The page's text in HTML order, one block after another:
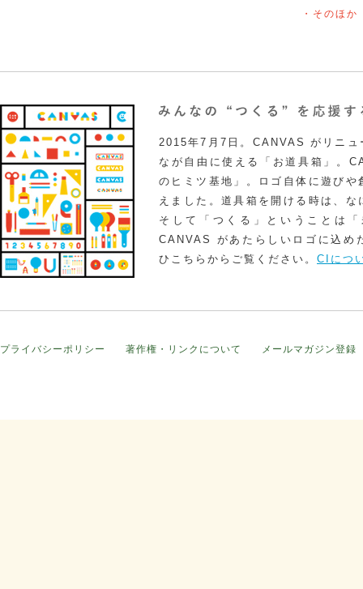
・そのほか
2015年7月7日。CANVAS がリニュ
なが自由に使える「お道具箱」。
のヒミツ基地」。ロゴ自体に遊び
えました。道具箱を開ける時は、
そして「つくる」ということは
CANVAS があたらしいロゴに込め
ひこちらからご覧ください。 CIにつ
プライバシーポリシー 著作権・リンクについて メールマガジン登録